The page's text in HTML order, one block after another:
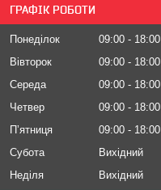
ГРАФІК РОБОТИ
Понеділок 09:00
18:00
Вівторок
09:00
18:00
Середа
09:00
18:00
Четвер
09:00
18:00
Пʼятниця
09:00
18:00
Субота
Вихідний
Неділя
Вихідний